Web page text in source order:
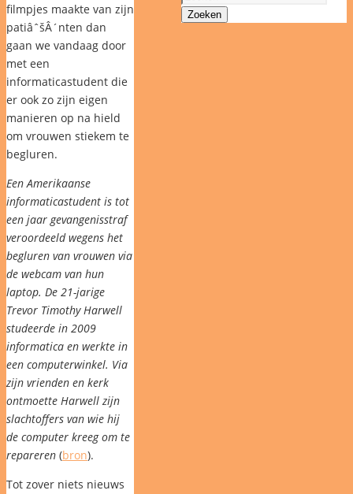
filmpjes maakte van zijn
patiâˆšÂ´nten dan
gaan we vandaag door
met een
informaticastudent die
er ook zo zijn eigen
manieren op na hield
om vrouwen stiekem te
begluren.
Een Amerikaanse
informaticastudent is tot
een jaar gevangenisstraf
veroordeeld wegens het
begluren van vrouwen via
de webcam van hun
laptop. De 21-jarige
Trevor Timothy Harwell
studeerde in 2009
informatica en werkte in
een computerwinkel. Via
zijn vrienden en kerk
ontmoette Harwell zijn
slachtoffers van wie hij
de computer kreeg om te
repareren (bron).
Tot zover niets nieuws
Zoeken